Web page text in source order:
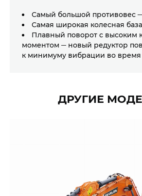
Самый большой противовес
Самая широкая колесная
Плавный поворот с высоким
моментом ─ новый редуктор
к минимуму вибрации во
ДРУГИЕ
ОТПРАВИТЬ
ОТПРАВИТЬ